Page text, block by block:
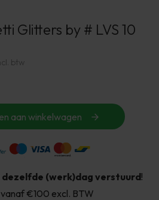
Glitters by # LVS 10
btw
aan winkelwagen
dezelfde (werk)dag verstuurd!
vanaf €100 excl. BTW